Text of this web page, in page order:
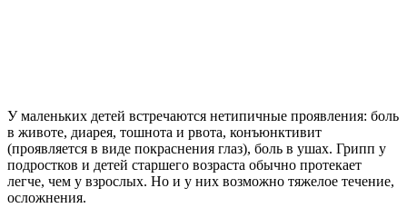
У маленьких детей встречаются нетипичные проявления: боль
в животе, диарея, тошнота и рвота, конъюнктивит
(проявляется в виде покраснения глаз), боль в ушах. Грипп у
подростков и детей старшего возраста обычно протекает
легче, чем у взрослых. Но и у них возможно тяжелое течение,
осложнения.